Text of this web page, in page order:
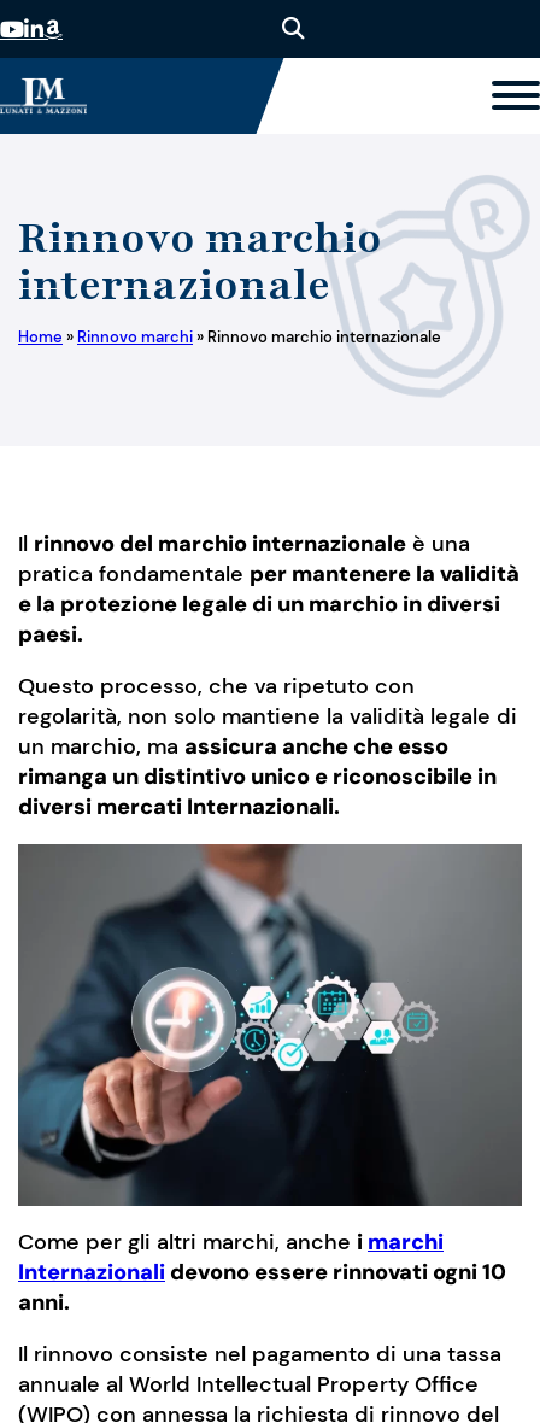
Rinnovo marchio
internazionale
Home » Rinnovo marchi» Rinnovo marchio internazionale
Il rinnovo del marchio internazionale è una
pratica fondamentale per mantenere la validità
e la protezione legale di un marchio in diversi
paesi.
Questo processo, che va ripetuto con
regolarità, non solo mantiene la validità legale di
un marchio, ma assicura anche che esso
rimanga un distintivo unico e riconoscibile in
diversi mercati Internazionali.
Come per gli altri marchi, anche i marchi
Internazionali devono essere rinnovati ogni 10
anni.
Il rinnovo consiste nel pagamento di una tassa
annuale al World Intellectual Property Office
(WIPO) con annessa la richiesta di rinnovo del